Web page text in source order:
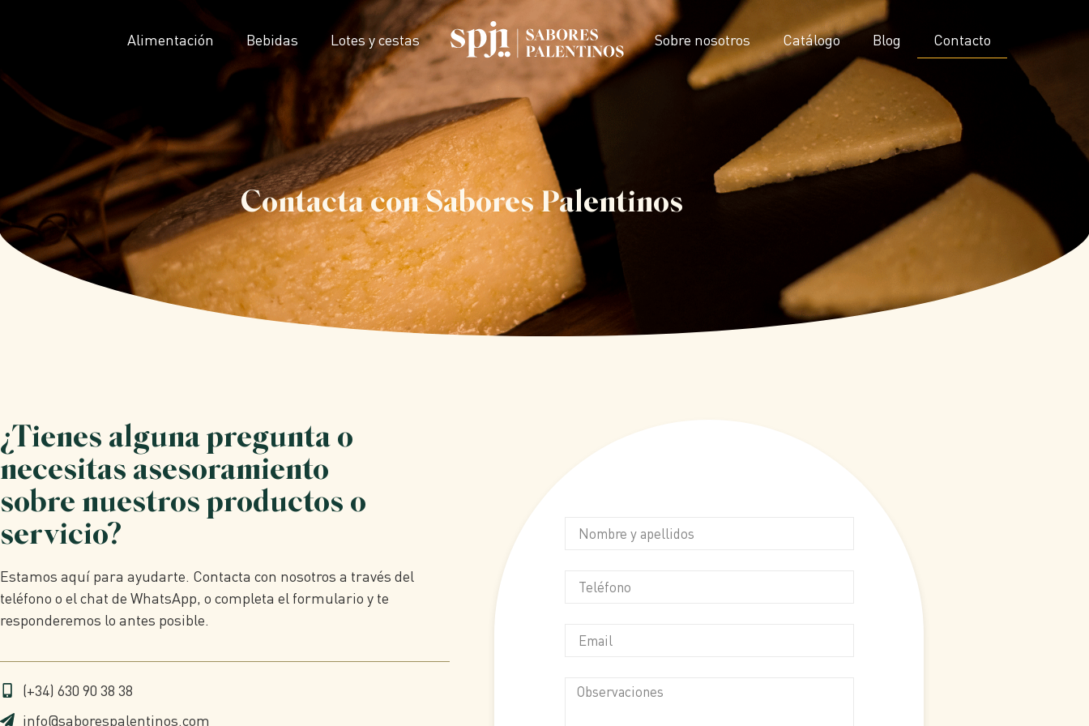
Alimentación Bebidas Lotes y cestas Sobre nosotros Catálogo Blog Contacto
Contacta con Sabores Palentinos
¿Tienes alguna pregunta o
necesitas asesoramiento
sobre nuestros productos o
servicio?
Estamos aquí para ayudarte. Contacta con nosotros a través del
teléfono o el chat de WhatsApp, o completa el formulario y te
responderemos lo antes posible.
(+34) 630 90 38 38
info@saborespalentinos.com